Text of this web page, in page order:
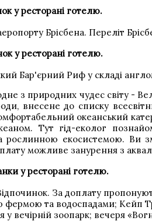
у ресторані готелю.
Брісбена. Переліт
у ресторані готелю.
Бар'єрний Риф у складі
з природних чудес світу -
внесене до списку
океанський
Тут гід-еколог
рослинною екосистемою. Ви
можливе занурення з
у ресторані готелю.
За доплату
та водоспадами; Кейп
у вечірній зоопарк; вечеря